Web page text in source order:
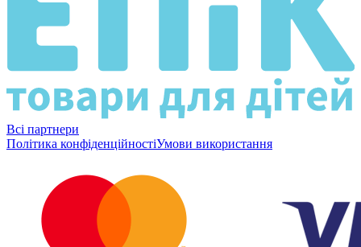
Всі партнери
Політика конфіденційностіУмови використання